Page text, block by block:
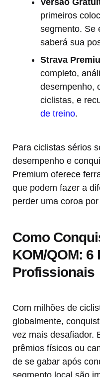
Versão
primeiros
segmento. Se
saberá sua
Strava
completo,
desempenho,
ciclistas, e
de treino.
Para ciclistas sérios
desempenho e
Premium oferece
que podem fazer a
perder uma coroa
Como
KOM/QOM: 6
Profissionais
Com milhões de
globalmente,
vez mais desafiador.
prêmios físicos ou
de se gabar após